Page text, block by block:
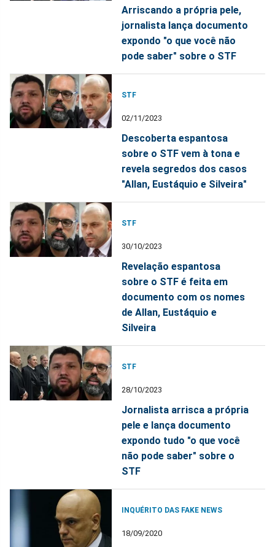
Arriscando a própria pele,
jornalista lança documento
expondo "o que você não
pode saber" sobre o STF
STF
02/11/2023
Descoberta espantosa
sobre o STF vem à tona e
revela segredos dos casos
"Allan, Eustáquio e Silveira"
STF
30/10/2023
Revelação espantosa
sobre o STF é feita em
documento com os nomes
de Allan, Eustáquio e
Silveira
STF
28/10/2023
Jornalista arrisca a própria
pele e lança documento
expondo tudo "o que você
não pode saber" sobre o
STF
INQUÉRITO DAS FAKE NEWS
18/09/2020